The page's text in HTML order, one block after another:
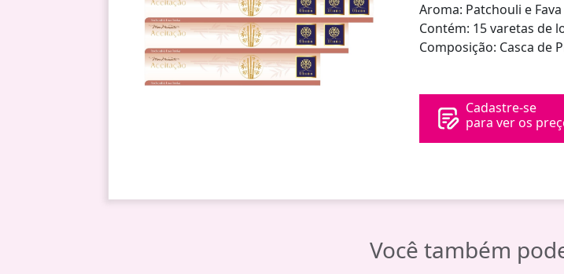
Aroma: Patchouli e
Contém: 15 varetas de
Composição: Casca de
Cadastre-se
para ver os
Você também